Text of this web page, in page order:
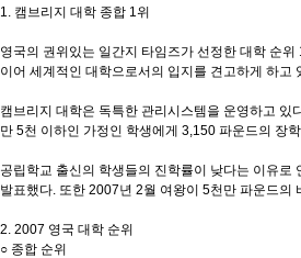
1. 캠브리지 대학 종합 1위
영국의 권위있는 일간지 타임즈가 선정한 대학 순
이어 세계적인 대학으로서의 입지를 견고하게 하고
캠브리지 대학은 독특한 관리시스템을 운영하고
만 5천 이하인 가정인 학생에게 3,150 파운드의 장
공립학교 출신의 학생들의 진학률이 낮다는 이유
발표했다. 또한 2007년 2월 여왕이 5천만 파운드
2. 2007 영국 대학 순위
○ 종합 순위